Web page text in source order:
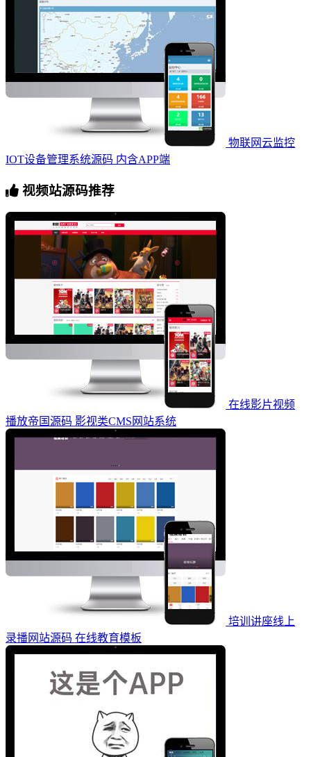
物联网云监控
IOT设备管理系统源码 内含APP端
视频站源码推荐
在线影片视频
播放帝国源码 影视类CMS网站系统
培训讲座线上
录播网站源码 在线教育模板